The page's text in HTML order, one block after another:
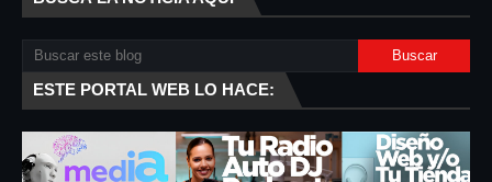
ESTE PORTAL WEB LO HACE: